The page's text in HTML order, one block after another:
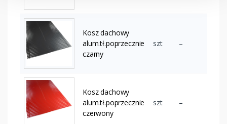
Kosz dachowy
alum.tł.poprzecznie
czarny
szt –
Kosz dachowy
alum.tł.poprzecznie
czerwony
szt –